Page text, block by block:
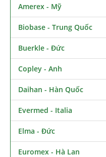
Amerex - Mỹ
Biobase - Trung Quốc
Buerkle - Đức
Copley - Anh
Daihan - Hàn Quốc
Evermed - Italia
Elma - Đức
Euromex - Hà Lan